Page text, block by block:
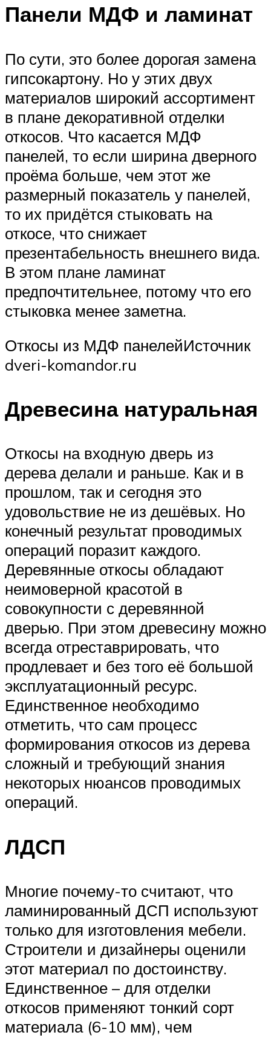
Панели МДФ и ламинат
По сути, это более дорогая замена
гипсокартону. Но у этих двух
материалов широкий ассортимент
в плане декоративной отделки
откосов. Что касается МДФ
панелей, то если ширина дверного
проёма больше, чем этот же
размерный показатель у панелей,
то их придётся стыковать на
откосе, что снижает
презентабельность внешнего вида.
В этом плане ламинат
предпочтительнее, потому что его
стыковка менее заметна.
Откосы из МДФ панелейИсточник
dveri-komandor.ru
Древесина натуральная
Откосы на входную дверь из
дерева делали и раньше. Как и в
прошлом, так и сегодня это
удовольствие не из дешёвых. Но
конечный результат проводимых
операций поразит каждого.
Деревянные откосы обладают
неимоверной красотой в
совокупности с деревянной
дверью. При этом древесину можно
всегда отреставрировать, что
продлевает и без того её большой
эксплуатационный ресурс.
Единственное необходимо
отметить, что сам процесс
формирования откосов из дерева
сложный и требующий знания
некоторых нюансов проводимых
операций.
ЛДСП
Многие почему-то считают, что
ламинированный ДСП используют
только для изготовления мебели.
Строители и дизайнеры оценили
этот материал по достоинству.
Единственное – для отделки
откосов применяют тонкий сорт
материала (6-10 мм), чем